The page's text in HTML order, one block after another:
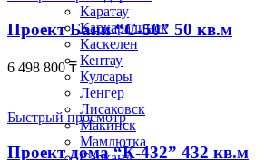
Каратау
Каркаралинск
Каскелен
Кентау
Кулсары
Ленгер
Лисаковск
Макинск
Мамлютка
Проект Бани “С-50” 50 кв.м
6 498 800₸
Быстрый просмотр
Проект дома “К-432” 432 кв.м